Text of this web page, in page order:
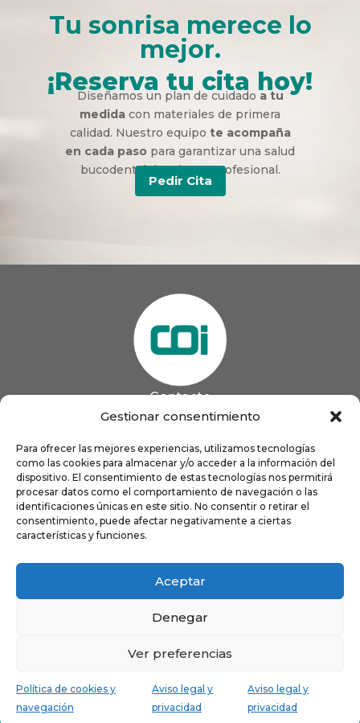
Gestionar consentimiento
Para ofrecer las mejores experiencias, utilizamos tecnologías
como las cookies para almacenar y/o acceder a la información del
dispositivo. El consentimiento de estas tecnologías nos permitirá
procesar datos como el comportamiento de navegación o las
identificaciones únicas en este sitio. No consentir o retirar el
consentimiento, puede afectar negativamente a ciertas
características y funciones.
Aceptar
Denegar
Ver preferencias
Política de cookies y
navegación
Aviso legal y
privacidad
Aviso legal y
privacidad
Tu sonrisa merece lo
mejor.
¡Reserva tu cita hoy!
Diseñamos un plan de cuidado a tu
medida con materiales de primera
calidad. Nuestro equipo te acompaña
en cada paso para garantizar una salud
bucodental duradera y profesional.
Pedir Cita
Contacto
 coigijon@gmail.com
Horario
Lun
9:00 a 13:00 - 16:00 a 21:00
Mar
9:00 a 13:00 - 16:00 a 20:00
Mié
9:00 a 14:00 - 16:00 a 19:00
Jue
9:00 a 13:00 - 16:00 a 19:00
 Avenida de Pablo Iglesias, 40. Gijón